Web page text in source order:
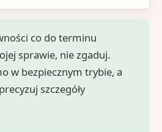
co do terminu
sprawie, nie zgaduj.
w bezpiecznym trybie, a
szczegóły